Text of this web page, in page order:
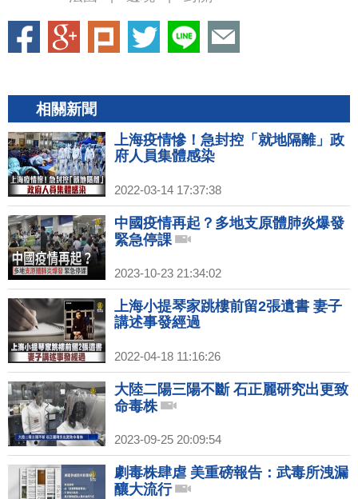
相關新聞
上海疫情慘！急封控「就地隔離」政
府人員集體感染
2022-03-14 17:37:38
中國疫情再起？多地支原體肺炎爆發
緊急停課
2023-10-23 21:34:02
上海小提琴家跳樓前留2張遺書 妻子
講述事發經過
2022-04-18 11:16:26
大陸二陽三陽不斷 石正麗研究出更致
命毒株
2023-09-25 20:09:54
劇毒株肆虐 美重磅報告：武毒所洩漏
釀大流行